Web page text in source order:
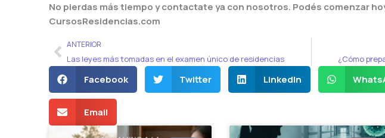
No pierdas más tiempo y contactate ya con nosotros. Podés comenzar
CursosResidencias.com
AntANTERIOR
Las leyes más tomadas en el examen único de residencias ¿Cómo
Facebook Twitter LinkedIn
Email